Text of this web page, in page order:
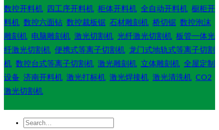
数控开料机
四工序开料机 柜体开料机 全自动开料机 橱柜开
料机 数控六面钻 数控裁板锯 石材雕刻机 桥切锯 数控泡沫
雕刻机 电脑雕刻机 激光切割机 光纤激光切割机 板管一体光
纤激光切割机 便携式等离子切割机 龙门式地轨式等离子切割
机 数控台式等离子切割机 激光雕刻机 立体雕刻机 全屋定制
设备 济南开料机 激光打标机 激光焊接机 激光清洗机 CO2
激光切割机
Search